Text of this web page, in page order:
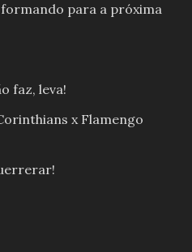
formando para a próxima
faz, leva!
x Flamengo